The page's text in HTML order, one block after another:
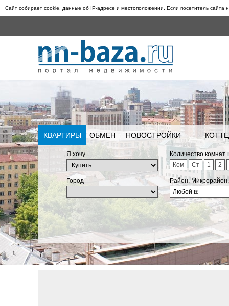
Сайт собирает cookie, данные об IP-адресе и местоположении. Если посетитель сайта
КВАРТИРЫ ОБМЕН НОВОСТРОЙКИ
Я хочу
Количество комнат
Ком
Ст 1 2
Город
Район,
Любой ⊞